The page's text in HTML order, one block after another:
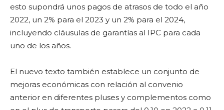
esto supondrá unos pagos de atrasos de todo el año
2022, un 2% para el 2023 y un 2% para el 2024,
incluyendo cláusulas de garantías al IPC para cada
uno de los años.
El nuevo texto también establece un conjunto de
mejoras económicas con relación al convenio
anterior en diferentes pluses y complementos como